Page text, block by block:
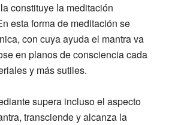
constituye la meditación
esta forma de meditación se
con cuya ayuda el mantra va
en planos de consciencia cada
y más sutiles.
supera incluso el aspecto
transciende y alcanza la